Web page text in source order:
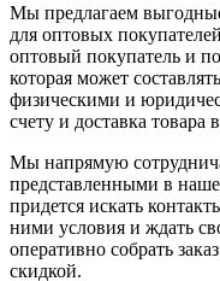
Мы предлагаем
для оптовых
оптовый покупатель и
которая может
физическими и
счету и доставка
Мы напрямую
представленными в
придется искать
ними условия и ждать
оперативно собрать
скидкой.